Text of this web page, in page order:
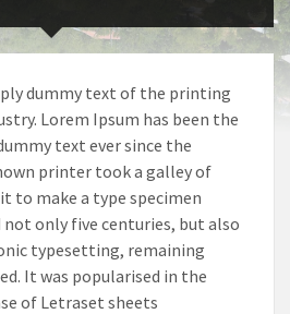
dummy text of the printing
Lorem Ipsum has been the
text ever since the
printer took a galley of
to make a type specimen
not only five centuries, but also
typesetting, remaining
It was popularised in the
of Letraset sheets